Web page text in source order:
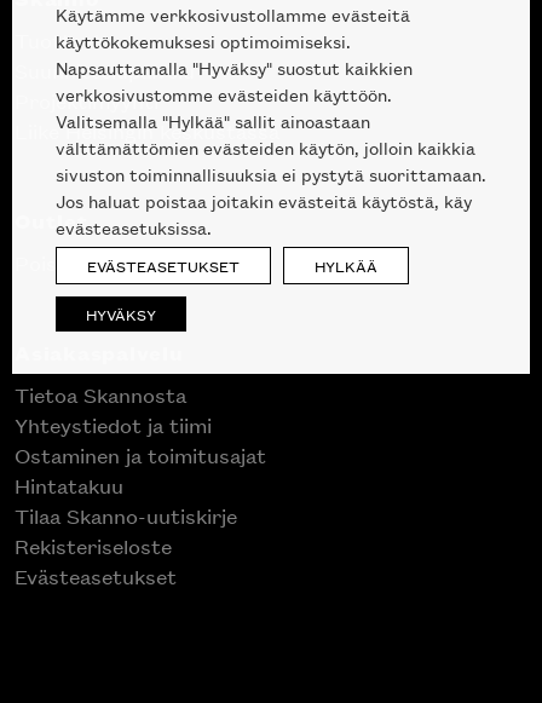
Tuotteet
Suunnittelupalvelu
Projektimyynti
Liike Helsingin keskustassa
Outlet
Poistuvat mallikappaleet
Tietoa Skannosta
Yhteystiedot ja tiimi
Ostaminen ja toimitusajat
Hintatakuu
Tilaa Skanno-uutiskirje
Rekisteriseloste
Evästeasetukset
Käytämme verkkosivustollamme evästeitä
käyttökokemuksesi optimoimiseksi.
Napsauttamalla "Hyväksy" suostut kaikkien
verkkosivustomme evästeiden käyttöön.
Valitsemalla "Hylkää" sallit ainoastaan
välttämättömien evästeiden käytön, jolloin kaikkia
sivuston toiminnallisuuksia ei pystytä suorittamaan.
Jos haluat poistaa joitakin evästeitä käytöstä, käy
evästeasetuksissa.
EVÄSTEASETUKSET HYLKÄÄ
HYVÄKSY